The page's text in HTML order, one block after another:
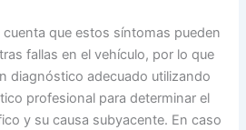
que estos síntomas pueden
fallas en el vehículo, por lo que
diagnóstico adecuado utilizando
profesional para determinar el
y su causa subyacente. En caso